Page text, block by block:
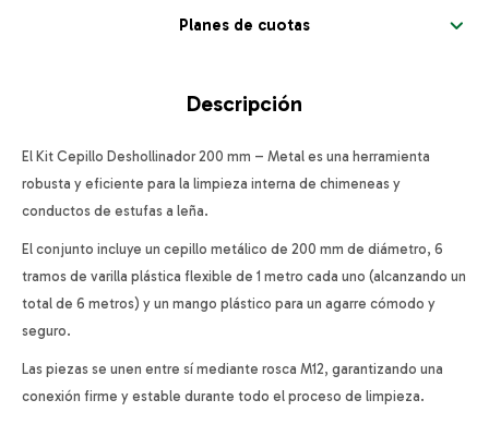
Planes de cuotas
Descripción
El Kit Cepillo Deshollinador 200 mm – Metal es una herramienta
robusta y eficiente para la limpieza interna de chimeneas y
conductos de estufas a leña.
El conjunto incluye un cepillo metálico de 200 mm de diámetro, 6
tramos de varilla plástica flexible de 1 metro cada uno (alcanzando un
total de 6 metros) y un mango plástico para un agarre cómodo y
seguro.
Las piezas se unen entre sí mediante rosca M12, garantizando una
conexión firme y estable durante todo el proceso de limpieza.